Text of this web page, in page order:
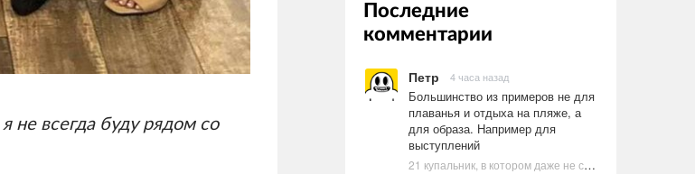
не всегда буду рядом со
Последние
комментарии
Петр 4 часа назад
Большинство из примеров не для
плаванья и отдыха на пляже, а
для образа. Например для
выступлений
21 купальник, в котором даже не стоит пытаться плавать